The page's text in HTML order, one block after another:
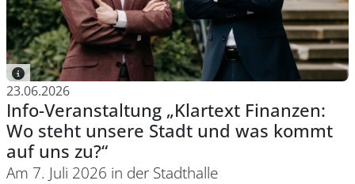
23.06.2026
Info-Veranstaltung „Klartext Finanzen:
Wo steht unsere Stadt und was kommt
auf uns zu?“
Am 7. Juli 2026 in der Stadthalle